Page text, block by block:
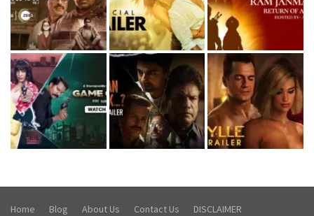
Home Blog About Us Contact Us
DISCLAIMER